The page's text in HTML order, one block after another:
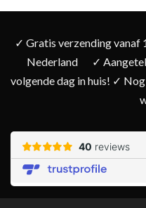
✓ Gratis verzending vanaf
Nederland
✓
volgende dag in huis! ✓